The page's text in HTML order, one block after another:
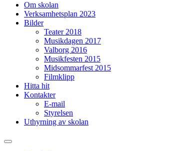
Om skolan
Verksamhetsplan 2023
Bilder
Teater 2018
Musikdagen 2017
Valborg 2016
Musikfesten 2015
Midsommarfest 2015
Filmklipp
Hitta hit
Kontakter
E-mail
Styrelsen
Uthyrning av skolan
Slå